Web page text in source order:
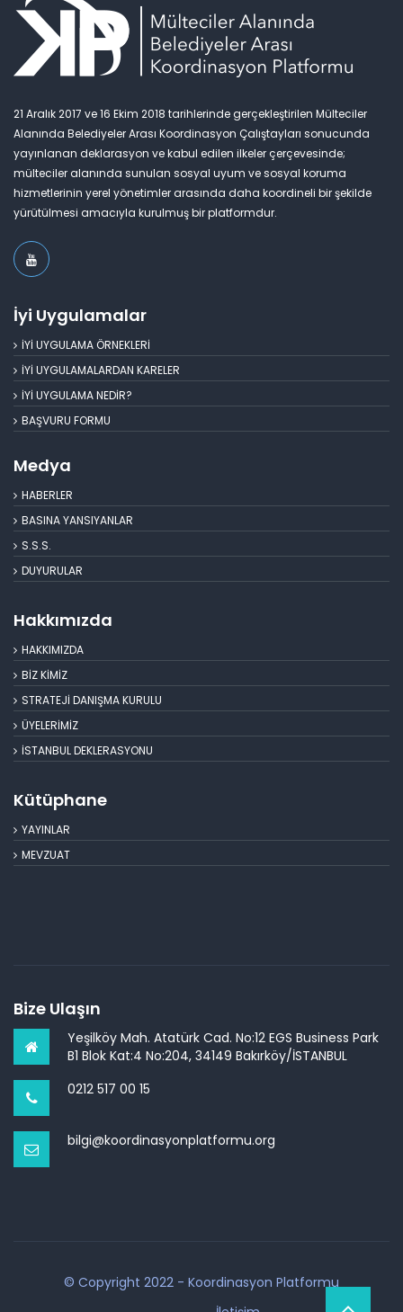
21 Aralık 2017 ve 16 Ekim 2018 tarihlerinde gerçekleştirilen Mülteciler
Alanında Belediyeler Arası Koordinasyon Çalıştayları sonucunda
yayınlanan deklarasyon ve kabul edilen ilkeler çerçevesinde;
mülteciler alanında sunulan sosyal uyum ve sosyal koruma
hizmetlerinin yerel yönetimler arasında daha koordineli bir şekilde
yürütülmesi amacıyla kurulmuş bir platformdur.
İyi Uygulamalar
İYİ UYGULAMA ÖRNEKLERİ
İYİ UYGULAMALARDAN KARELER
İYİ UYGULAMA NEDİR?
BAŞVURU FORMU
Medya
HABERLER
BASINA YANSIYANLAR
S.S.S.
DUYURULAR
Hakkımızda
HAKKIMIZDA
BİZ KİMİZ
STRATEJİ DANIŞMA KURULU
ÜYELERİMİZ
İSTANBUL DEKLERASYONU
Kütüphane
YAYINLAR
MEVZUAT
Bize Ulaşın
Yeşilköy Mah. Atatürk Cad. No:12 EGS Business Park
B1 Blok Kat:4 No:204, 34149 Bakırköy/İSTANBUL
0212 517 00 15
bilgi@koordinasyonplatformu.org
© Copyright 2022 - Koordinasyon Platformu